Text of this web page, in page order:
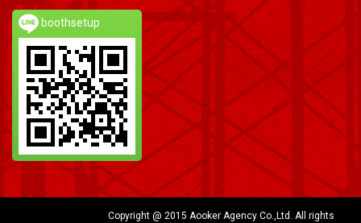
boothsetup
Copyright @ 2015 Aooker Agency Co.,Ltd. All rights